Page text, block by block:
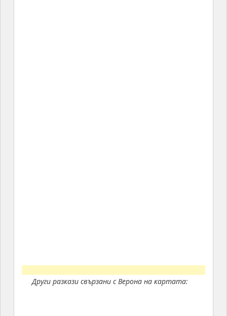
Други разкази свързани с Верона на картата: